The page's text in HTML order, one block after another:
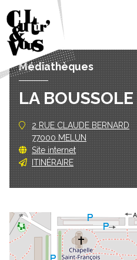
Médiathèques
LA BOUSSOLE
2 RUE CLAUDE BERNARD
77000 MELUN
Site internet
ITINÉRAIRE